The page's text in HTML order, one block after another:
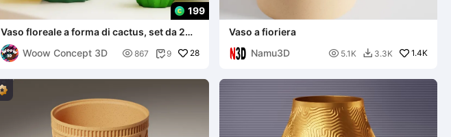
199
Vaso floreale a forma di cactus, set da 2
pz., vaso a forma di cactus
Woow Concept 3D
 867 9 28
Vaso a fioriera
Namu3D
 5.1K  3.3K 1.4K